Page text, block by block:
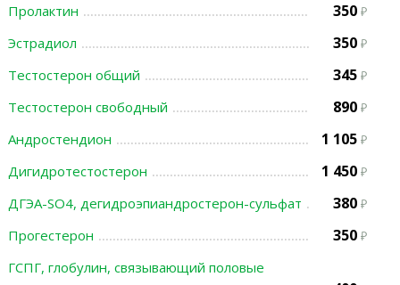
Пролактин 350
Эстрадиол 350
Тестостерон общий 345
Тестостерон свободный 890
Андростендион 1 105
Дигидротестостерон 1 450
ДГЭА-SO4, дегидроэпиандростерон-сульфат 380
Прогестерон 350
ГСПГ, глобулин, связывающий половые